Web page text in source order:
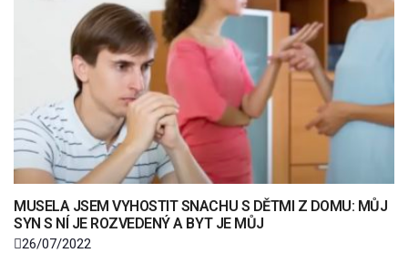
MUSELA JSEM VYHOSTIT SNACHU S DĚTMI Z DOMU: MŮJ
SYN S NÍ JE ROZVEDENÝ A BYT JE MŮJ
26/07/2022